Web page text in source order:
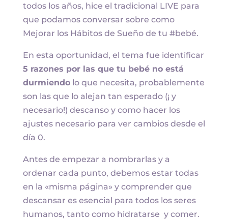
todos los años, hice el tradicional LIVE para
que podamos conversar sobre como
Mejorar los Hábitos de Sueño de tu #bebé.
En esta oportunidad, el tema fue identificar
5 razones por las que tu bebé no está
durmiendolo que necesita, probablemente
son las que lo alejan tan esperado (¡ y
necesario!) descanso y como hacer los
ajustes necesario para ver cambios desde el
día 0.
Antes de empezar a nombrarlas y a
ordenar cada punto, debemos estar todas
en la «misma página» y comprender que
descansar es esencial para todos los seres
humanos, tanto como hidratarse y comer.